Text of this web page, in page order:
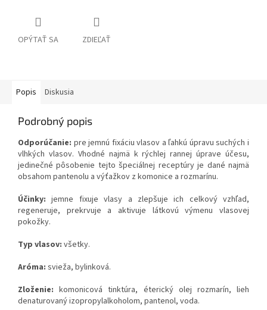
OPÝTAŤ SA ZDIEĽAŤ
Popis Diskusia
Podrobný popis
Odporúčanie: pre jemnú fixáciu vlasov a ľahkú úpravu suchých i
vlhkých vlasov. Vhodné najmä k rýchlej rannej úprave účesu,
jedinečné pôsobenie tejto špeciálnej receptúry je dané najmä
obsahom pantenolu a výťažkov z komonice a rozmarínu.
Účinky: jemne fixuje vlasy a zlepšuje ich celkový vzhľad,
regeneruje, prekrvuje a aktivuje látkovú výmenu vlasovej
pokožky.
Typ vlasov: všetky.
Aróma: svieža, bylinková.
Zloženie: komonicová tinktúra, éterický olej rozmarín, lieh
denaturovaný izopropylalkoholom, pantenol, voda.